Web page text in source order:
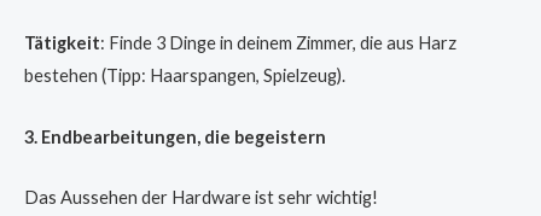
Tätigkeit: Finde 3 Dinge in deinem Zimmer, die aus Harz
bestehen (Tipp: Haarspangen, Spielzeug).
3. Endbearbeitungen, die begeistern
Das Aussehen der Hardware ist sehr wichtig!